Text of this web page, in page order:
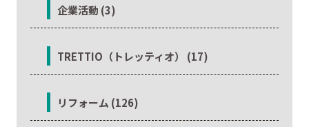
企業活動 (3)
TRETTIO（トレッティオ） (17)
リフォーム (126)